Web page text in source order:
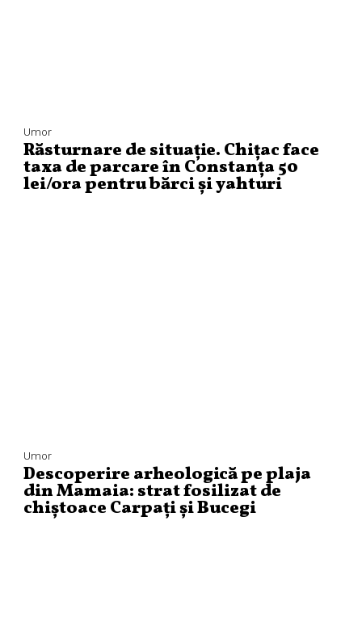
Umor
Răsturnare de situație. Chițac face
taxa de parcare în Constanța 50
lei/ora pentru bărci și yahturi
Umor
Descoperire arheologică pe plaja
din Mamaia: strat fosilizat de
chiștoace Carpați și Bucegi